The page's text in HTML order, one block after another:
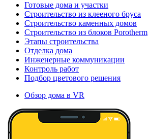
Готовые дома и участки
Строительство из клееного бруса
Строительство каменных домов
Строительство из блоков Porotherm
Этапы строительства
Отделка дома
Инженерные коммуникации
Контроль работ
Подбор цветового решения
Обзор дома в VR